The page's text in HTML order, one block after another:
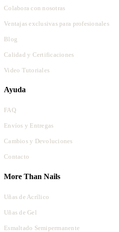
Colabora con nosotras
Ventajas exclusivas para profesionales
Blog
Calidad y Certificaciones
Video Tutoriales
Ayuda
FAQ
Envíos y Entregas
Cambios y Devoluciones
Contacto
More Than Nails
Uñas de Acrílico
Uñas de Gel
Esmaltado Semipermanente